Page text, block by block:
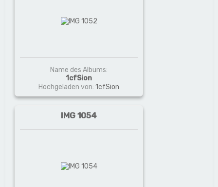
Name des Albums:
1cfSion
Hochgeladen von:1cfSion
IMG 1054